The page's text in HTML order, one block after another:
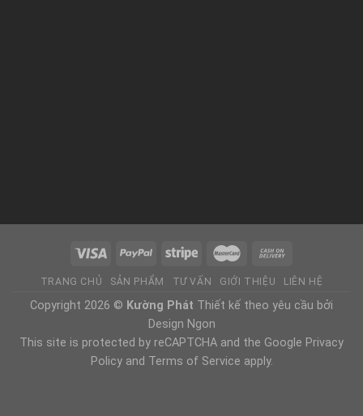
TRANG CHỦ SẢN PHẨM TƯ VẤN GIỚI THIỆU LIÊN HỆ
Copyright 2026 © Kường Phát Thiết kế theo yêu cầu bởi
Design Ngon
This site is protected by reCAPTCHA and the Google Privacy
Policy and Terms of Service apply.